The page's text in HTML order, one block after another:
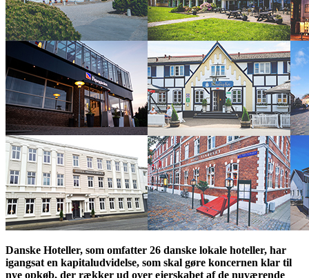
Danske Hoteller, som omfatter 26 danske lokale hoteller, har
igangsat en kapitaludvidelse, som skal gøre koncernen klar til
nye opkøb, der rækker ud over ejerskabet af de nuværende